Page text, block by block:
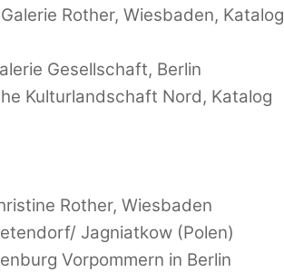
Rother, Wiesbaden, Katalog
Gesellschaft, Berlin
Kulturlandschaft Nord, Katalog
Rother, Wiesbaden
Jagniatkow (Polen)
Vorpommern in Berlin